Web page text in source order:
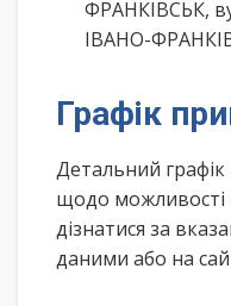
ФРАНКІВСЬК,
ІВАНО-
Графік
Детальний
щодо можливості
дізнатися за
даними або на